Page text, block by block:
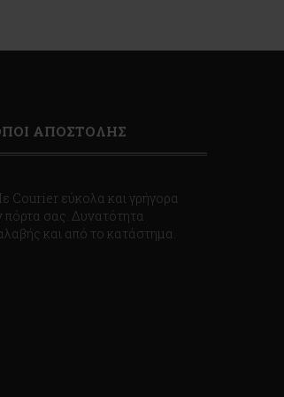
ΑΠΟΣΤΟΛΗΣ
Courier εύκολα και γρήγορα
πόρτα σας. Δυνατότητα
και από το κατάστημα.